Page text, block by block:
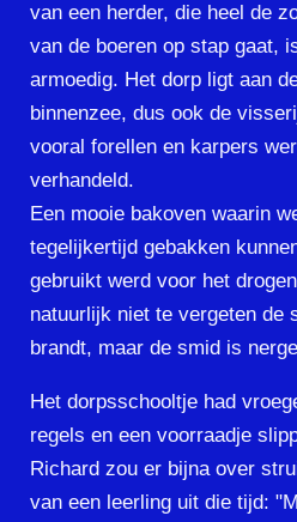
van een herder, die heel de
van de boeren op stap gaat,
armoedig. Het dorp ligt aan
binnenzee, dus ook de
vooral forellen en karpers
verhandeld.
Een mooie bakoven waarin
tegelijkertijd gebakken
gebruikt werd voor het
natuurlijk niet te vergeten de
brandt, maar de smid is
Het dorpsschooltje had
regels en een voorraadje
Richard zou er bijna over
van een leerling uit die tijd: